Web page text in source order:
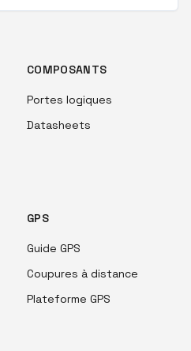
COMPOSANTS
Portes logiques
Datasheets
GPS
Guide GPS
Coupures à distance
Plateforme GPS